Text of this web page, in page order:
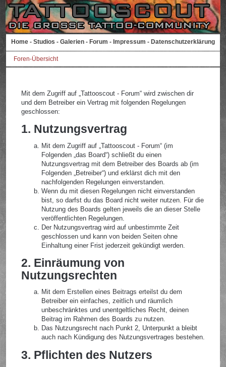
Home - Studios - Galerien - Forum - Impressum - Datenschutzerklärung
Foren-Übersicht
Mit dem Zugriff auf „Tattooscout - Forum“ wird zwischen dir
und dem Betreiber ein Vertrag mit folgenden Regelungen
geschlossen:
1. Nutzungsvertrag
Mit dem Zugriff auf „Tattooscout - Forum“ (im
Folgenden „das Board“) schließt du einen
Nutzungsvertrag mit dem Betreiber des Boards ab (im
Folgenden „Betreiber“) und erklärst dich mit den
nachfolgenden Regelungen einverstanden.
Wenn du mit diesen Regelungen nicht einverstanden
bist, so darfst du das Board nicht weiter nutzen. Für die
Nutzung des Boards gelten jeweils die an dieser Stelle
veröffentlichten Regelungen.
Der Nutzungsvertrag wird auf unbestimmte Zeit
geschlossen und kann von beiden Seiten ohne
Einhaltung einer Frist jederzeit gekündigt werden.
2. Einräumung von
Nutzungsrechten
Mit dem Erstellen eines Beitrags erteilst du dem
Betreiber ein einfaches, zeitlich und räumlich
unbeschränktes und unentgeltliches Recht, deinen
Beitrag im Rahmen des Boards zu nutzen.
Das Nutzungsrecht nach Punkt 2, Unterpunkt a bleibt
auch nach Kündigung des Nutzungsvertrages bestehen.
3. Pflichten des Nutzers